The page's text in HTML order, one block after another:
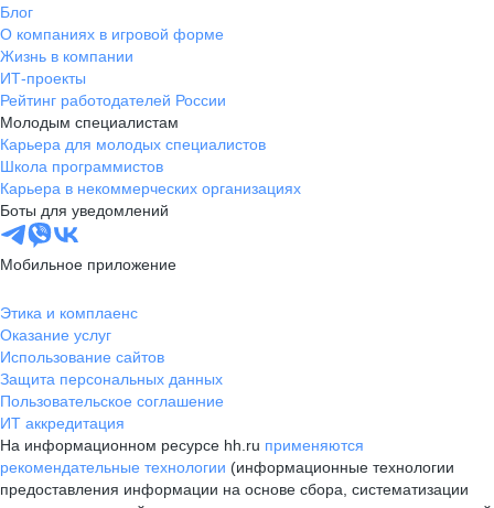
Блог
О компаниях в игровой форме
Жизнь в компании
ИТ-проекты
Рейтинг работодателей России
Молодым специалистам
Карьера для молодых специалистов
Школа программистов
Карьера в некоммерческих организациях
Боты для уведомлений
Мобильное приложение
Этика и комплаенс
Оказание услуг
Использование сайтов
Защита персональных данных
Пользовательское соглашение
ИТ аккредитация
На информационном ресурсе hh.ru применяются
рекомендательные технологии (информационные технологии
предоставления информации на основе сбора, систематизации